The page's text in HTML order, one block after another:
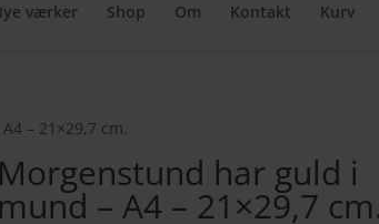
værker Shop Om Kontakt Kurv
– 21×29,7 cm.
Morgenstund har guld i
mund – A4 – 21×29,7